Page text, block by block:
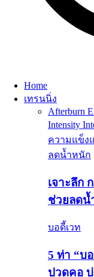
Home
เทรนนิ่ง
Afterburn
Intensity
ความแข็ง
ลดน้ำหนัก
เจาะลึก
ช่วยลดน้
บอดี้เวท
5 ท่า “บ
ปวดคอ